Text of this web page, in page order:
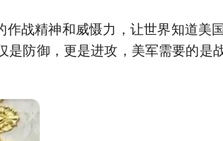
战精神和威慑力，让世界知道美
是防御，更是进攻，美军需要的